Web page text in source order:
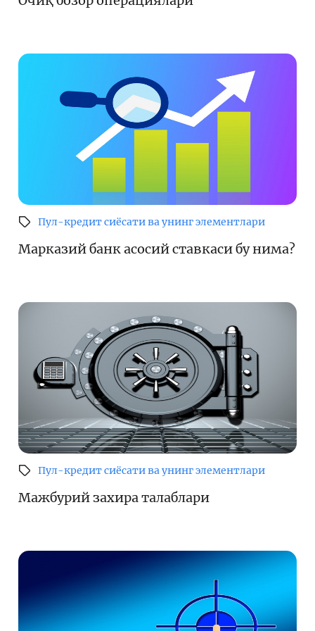
Сайт харитаси
Пул-кредит сиёсати ва унинг элементлари
Марказий банк асосий ставкаси бу нима?
Пул-кредит сиёсати ва унинг элементлари
Мажбурий захира талаблари